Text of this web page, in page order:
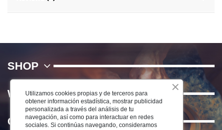
SHOP
WE
Contact us
Utilizamos cookies propias y de terceros para
obtener información estadística, mostrar publicidad
personalizada a través del análisis de tu
navegación, así como para interactuar en redes
sociales. Si continúas navegando, consideramos